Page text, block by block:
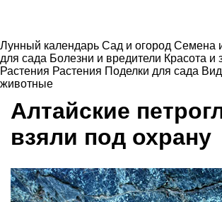
Лунный календарь Сад и огород Семена
для сада Болезни и вредители Красота и
Растения Растения Поделки для сада
животные
Алтайские
взяли под охрану